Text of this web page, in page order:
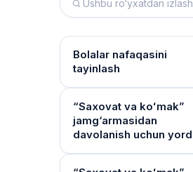
Bolalar nafaqasini
tayinlash
To‘lov miqdori
Miqdor qonunchilik bilan
“Kambag‘allik
75% yoki 50% to‘lanadi
“Saxovat va koʻmak”
jamg‘armasidan
davolanish uchun